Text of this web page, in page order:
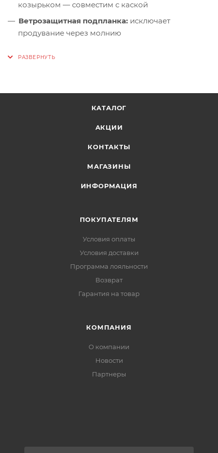
козырьком — совместим с каской
Ветрозащитная подпланка: исключает
продувание через молнию
поверх пояса обвязки
Внутренние карманы:на молнии + два
фиксация в сильный ветер
КАТАЛОГ
АКЦИИ
КОНТАКТЫ
МАГАЗИНЫ
ИНФОРМАЦИЯ
ПОКУПАТЕЛЯМ
Условия оплаты
Условия доставки
Программа лояльности
Возврат
Гарантия на товар
КОМПАНИЯ
О компании
Новости
Партнеры